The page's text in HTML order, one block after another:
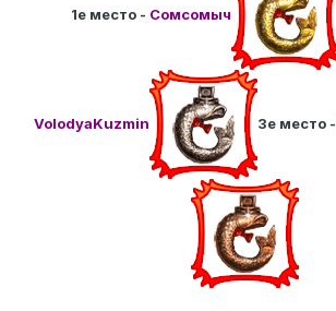
1е место - Сомсомыч
VolodyaKuzmin 3е место -